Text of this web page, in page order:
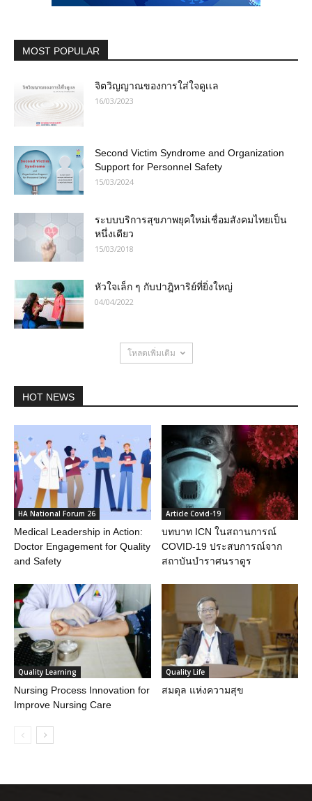
MOST POPULAR
จิตวิญญาณของการใส่ใจดูเเล
16/03/2023
Second Victim Syndrome and Organization
Support for Personnel Safety
15/03/2024
ระบบบริการสุขภาพยุคใหม่เชื่อมสังคมไทยเป็น
หนึ่งเดียว
15/03/2018
หัวใจเล็ก ๆ กับปาฎิหาริย์ที่ยิ่งใหญ่
04/04/2022
โหลดเพิ่มเติม
HOT NEWS
HA National Forum 26
Medical Leadership in Action:
Doctor Engagement for Quality
and Safety
Article Covid-19
บทบาท ICN ในสถานการณ์
COVID-19 ประสบการณ์จาก
สถาบันบำราศนราดูร
Quality Learning
Nursing Process Innovation for
Improve Nursing Care
Quality Life
สมดุล แห่งความสุข